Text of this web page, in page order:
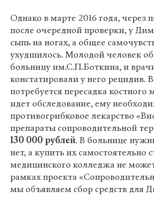
Однако в марте 2016 года, через
после очередной проверки, у
сыпь на ногах, а общее
ухудшилось. Молодой человек
больницу им.С.П.Боткина, и
констатировали у него рецидив.
потребуется пересадка костного
идет обследование, ему
противогрибковое лекарство
препараты сопроводительной
130 000 рублей. В больнице
нет, а купить их самостоятельно
медицинского колледжа не
рамках проекта
мы объявляем сбор средств для